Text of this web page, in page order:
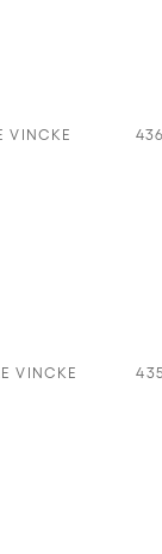
VINCKE
VINCKE